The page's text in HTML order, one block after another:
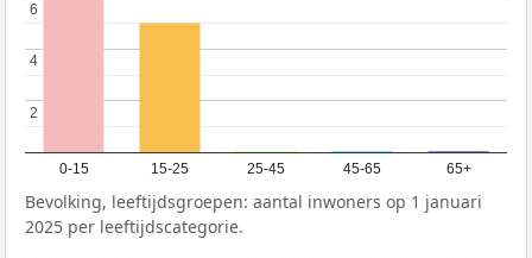
0-15 15-25 25-45 45-65 65+
2
2
4
4
6
6
Bevolking, leeftijdsgroepen: aantal inwoners op 1 januari
2025 per leeftijdscategorie.